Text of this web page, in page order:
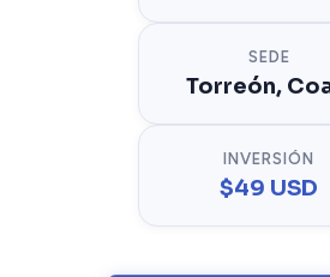
SEDE
Torreón,
INVERSIÓN
$49 USD